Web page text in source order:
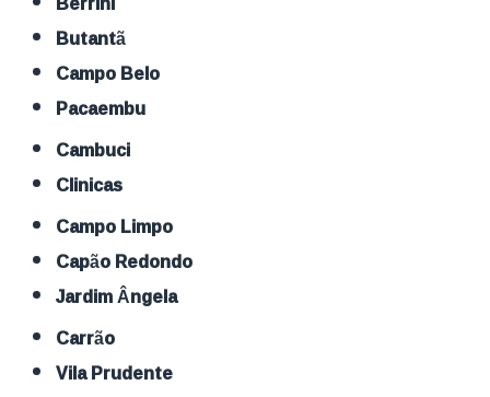
Butantã
Campo Belo
Pacaembu
Cambuci
Clinicas
Campo Limpo
Capão Redondo
Jardim Ângela
Carrão
Vila Prudente